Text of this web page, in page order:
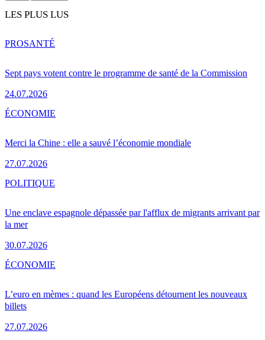
LES PLUS LUS
Sept pays votent contre le programme de santé de la Commission
24.07.2026
PROSANTÉ
Merci la Chine : elle a sauvé l’économie mondiale
27.07.2026
ÉCONOMIE
Une enclave espagnole dépassée par l'afflux de migrants arrivant par
la mer
30.07.2026
POLITIQUE
L’euro en mèmes : quand les Européens détournent les nouveaux
billets
27.07.2026
ÉCONOMIE